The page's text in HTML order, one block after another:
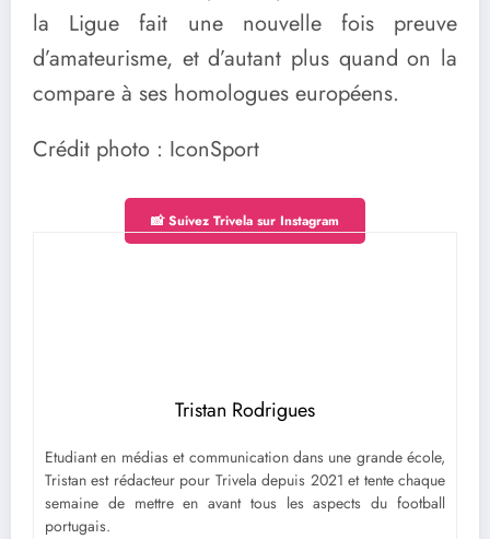
la Ligue fait une nouvelle fois preuve
d’amateurisme, et d’autant plus quand on la
compare à ses homologues européens.
Crédit photo : IconSport
📸 Suivez Trivela sur Instagram
Tristan Rodrigues
Etudiant en médias et communication dans une grande école,
Tristan est rédacteur pour Trivela depuis 2021 et tente chaque
semaine de mettre en avant tous les aspects du football
portugais.